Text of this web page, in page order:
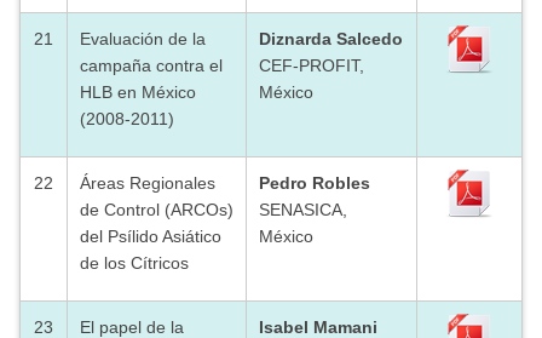
21
Evaluación de la
campaña contra el
HLB en México
(2008-2011)
Diznarda Salcedo
CEF-PROFIT,
México
22
Áreas Regionales
de Control (ARCOs)
del Psílido Asiático
de los Cítricos
Pedro Robles
SENASICA,
México
23
El papel de la
Isabel Mamani